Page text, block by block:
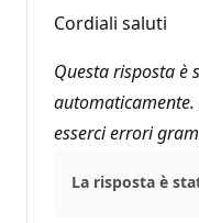
Cordiali saluti
Questa risposta è
automaticamente.
esserci errori
La risposta è